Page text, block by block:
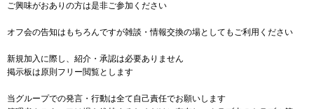
ご興味がおありの方は是非ご参加ください
オフ会の告知はもちろんですが雑談・情報交換の場としてもご利用ください
新規加入に際し、紹介・承認は必要ありません
掲示板は原則フリー閲覧とします
当グループでの発言・行動は全て自己責任でお願いします